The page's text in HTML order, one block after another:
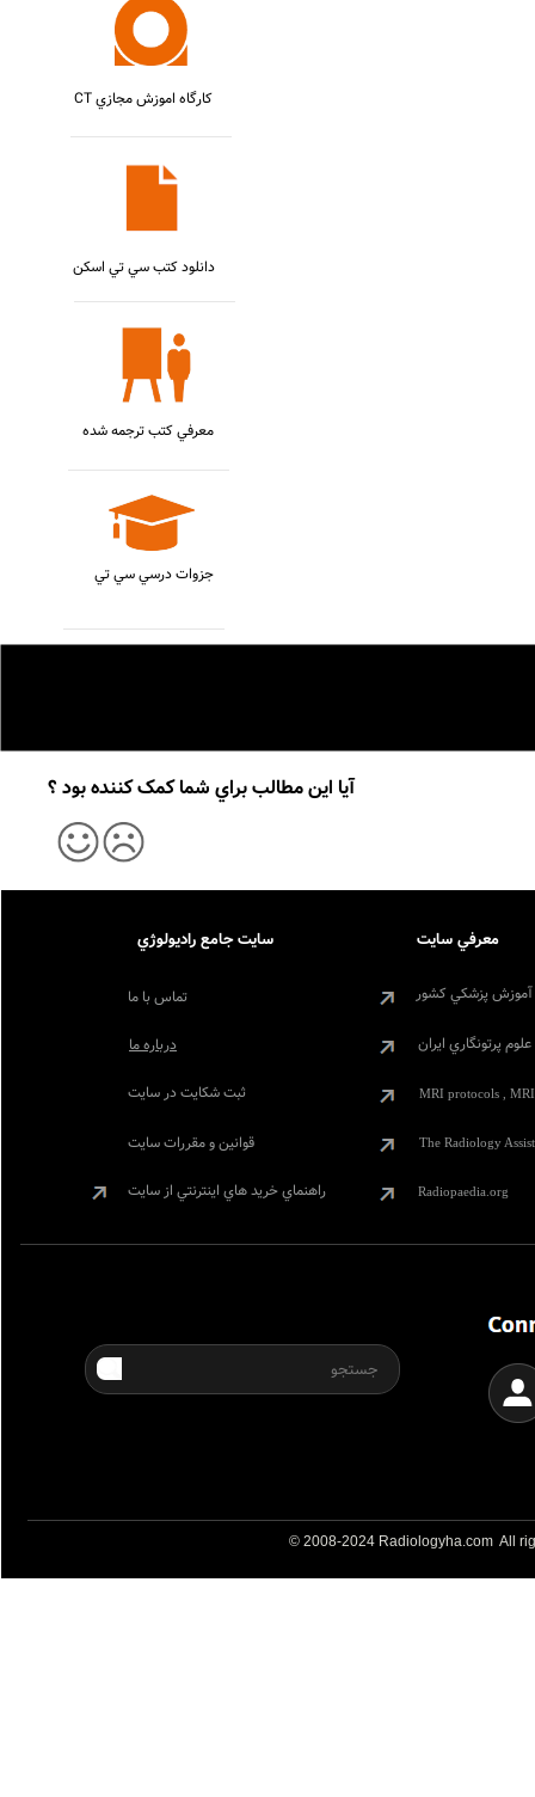
معرفي کتب ترجمه شده
جزوات درسي سي تي
دانلود کتب سي تي اسکن
CT کارگاه اموزش مجازي
تماس با ما
ثبت شکايت در سايت
قوانين و مقررات سايت
راهنماي خريد هاي اينترنتي از سايت
سايت جامع راديولوژي معرفي سايت
پزشکي کشور
پرتونگاري ايران درباره ما
© 2008-2024 Radiologyha.com All
MRI protocols ,
The Radiology
Radiopaedia.org
آيا اين مطالب براي شما کمک کننده بود ؟